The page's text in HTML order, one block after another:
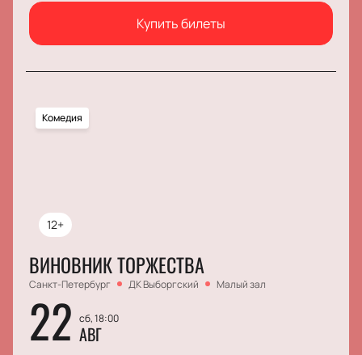
Купить билеты
12+
Комедия
ВИНОВНИК ТОРЖЕСТВА
Санкт-Петербург ДК Выборгский Малый зал
22 сб, 18:00
АВГ